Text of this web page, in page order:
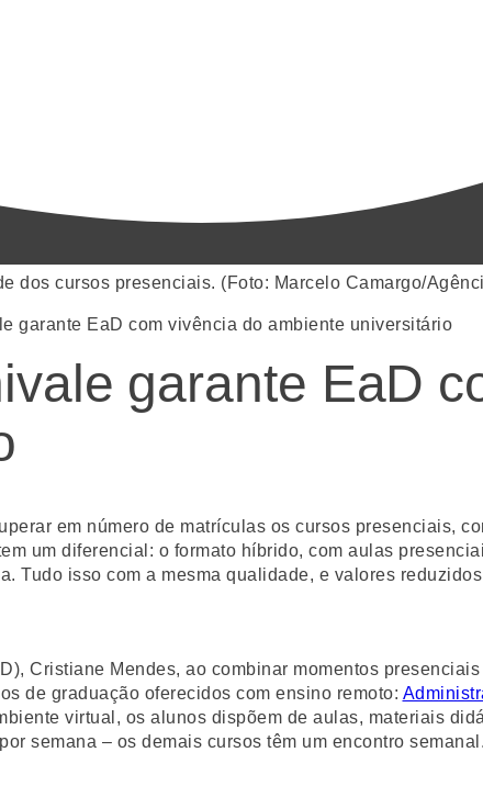
garante EaD com vivência do ambiente universitário
garante EaD
em número de matrículas os cursos presenciais,
um diferencial: o formato híbrido, com aulas
Tudo isso com a mesma qualidade, e valores
Cristiane Mendes, ao combinar momentos
de graduação oferecidos com ensino remoto:
virtual, os alunos dispõem de aulas, materiais
semana – os demais cursos têm um encontro